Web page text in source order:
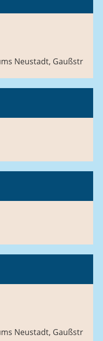
Neustadt, Gaußstraße
Neustadt, Gaußstraße